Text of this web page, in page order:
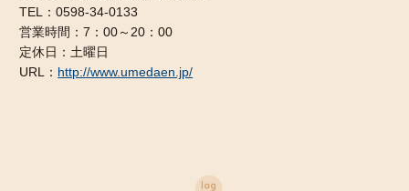
TEL：0598-34-0133
営業時間：7：00～20：00
定休日：土曜日
URL： http://www.umedaen.jp/